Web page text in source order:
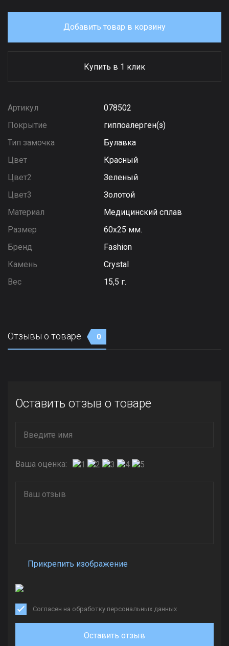
Добавить товар в корзину
Купить в 1 клик
Артикул
078502
Покрытие
гиппоалерген(з)
Тип замочка
Булавка
Цвет
Красный
Цвет2
Зеленый
Цвет3
Золотой
Материал
Медицинский сплав
Размер
60х25 мм.
Бренд
Fashion
Камень
Сrystal
Вес
15,5 г.
Отзывы о товаре 0
Оставить отзыв о товаре
Ваша оценка:
Прикрепить изображение
Согласен на обработку персональных данных
Оставить отзыв